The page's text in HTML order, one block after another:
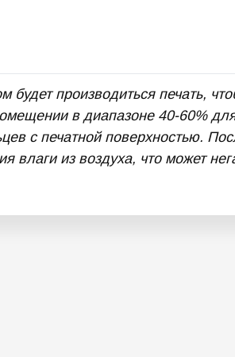
производиться печать,
в диапазоне 40-60%
с печатной поверхностью.
из воздуха, что может